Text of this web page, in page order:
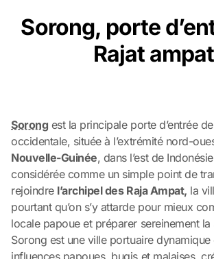
Sorong, porte
Rajat ampat
Sorong est la principale porte d’entrée
occidentale, située à l’extrémité nord-
Nouvelle-Guinée, dans l’est de
considérée comme un simple point de
rejoindre l’archipel des Raja Ampat, la
pourtant qu’on s’y attarde pour mieux
locale papoue et préparer sereinement
Sorong est une ville portuaire dynamique
influences papoues, bugis et malaises,